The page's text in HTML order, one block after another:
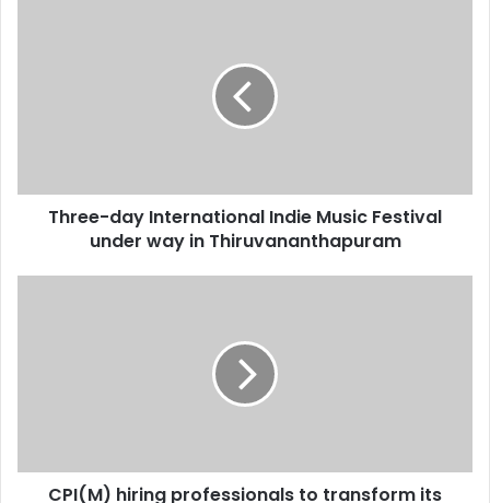
in
Thiruvananthapuram
Three-day International Indie Music Festival
under way in Thiruvananthapuram
CPI(M) hiring professionals to transform its